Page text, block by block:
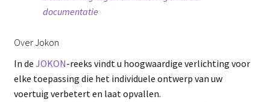
documentatie
Over Jokon
In de JOKON-reeks vindt u hoogwaardige verlichting voor
elke toepassing die het individuele ontwerp van uw
voertuig verbetert en laat opvallen.